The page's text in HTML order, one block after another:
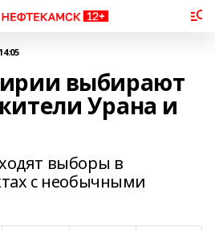
выбирают
Урана и
выборы в
с необычными